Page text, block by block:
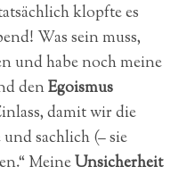
klopfte es
Was sein muss,
und habe noch meine
denEgoismus
damit wir die
sachlich (– sie
MeineUnsicherheit